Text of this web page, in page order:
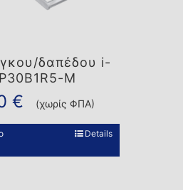
δαπέδου i-
M
€ (χωρίς ΦΠΑ)
Details